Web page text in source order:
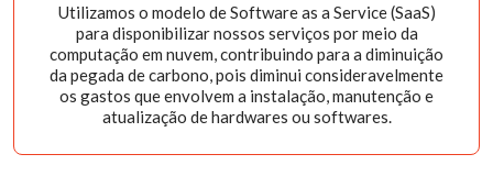
Utilizamos o modelo de Software as a Service (SaaS)
para disponibilizar nossos serviços por meio da
computação em nuvem, contribuindo para a diminuição
da pegada de carbono, pois diminui consideravelmente
os gastos que envolvem a instalação, manutenção e
atualização de hardwares ou softwares.